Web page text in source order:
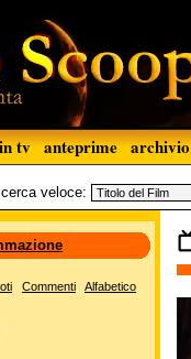
in tv anteprime archivio
veloce:
Commenti Alfabetico